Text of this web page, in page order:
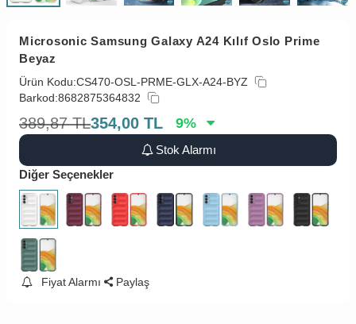
Microsonic Samsung Galaxy A24 Kılıf Oslo Prime
Beyaz
Ürün Kodu:CS470-OSL-PRME-GLX-A24-BYZ
Barkod:8682875364832
389,87 TL354,00 TL 9%
Stok Alarmı
Diğer Seçenekler
Fiyat Alarmı Paylaş